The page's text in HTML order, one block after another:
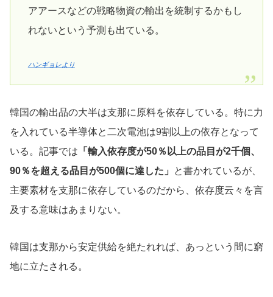
アアースなどの戦略物資の輸出を統制するかもし
れないという予測も出ている。
ハンギョレより
韓国の輸出品の大半は支那に原料を依存している。特に力
を入れている半導体と二次電池は9割以上の依存となって
いる。記事では 「輸入依存度が50％以上の品目が2千個、
90％を超える品目が500個に達した」
と書かれているが、
主要素材を支那に依存しているのだから、依存度云々を言
及する意味はあまりない。
韓国は支那から安定供給を絶たれれば、あっという間に窮
地に立たされる。